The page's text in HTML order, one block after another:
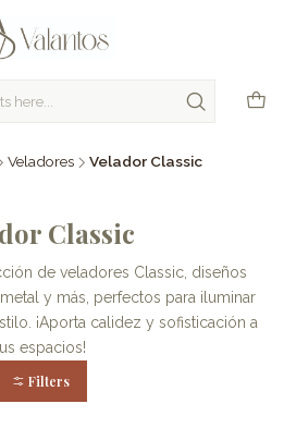
Veladores Velador Classic
Classic
de veladores Classic, diseños
y más, perfectos para iluminar
¡Aporta calidez y sofisticación a
espacios!
Filters